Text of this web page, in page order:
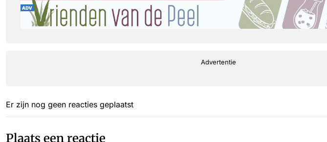
Advertentie
Er zijn nog geen reacties geplaatst
Plaats een reactie